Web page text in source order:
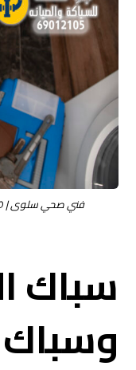
سباك